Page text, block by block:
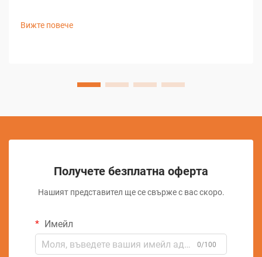
прецизно производство и предлага безпрецедентни
Вижте повече
Получете безплатна оферта
Нашият представител ще се свърже с вас скоро.
Имейл
0/100